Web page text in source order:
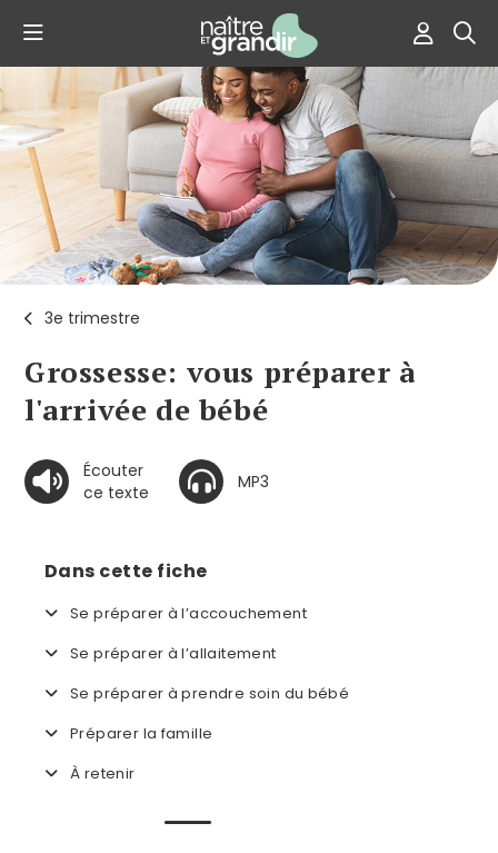
3e trimestre
Grossesse: vous préparer à
l'arrivée de bébé
Écouter
ce texte
MP3
Dans cette fiche
Se préparer à l’accouchement
Se préparer à l’allaitement
Se préparer à prendre soin du bébé
Préparer la famille
À retenir